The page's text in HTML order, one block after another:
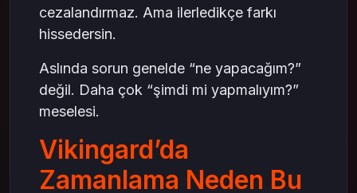
Sonuç: Vikingard’da Hızlı Oynamak Her
Zaman İyi Değil
cezalandırmaz. Ama ilerledikçe farkı
hissedersin.
Aslında sorun genelde “ne yapacağım?”
değil. Daha çok “şimdi mi yapmalıyım?”
meselesi.
Vikingard’da
Zamanlama Neden Bu